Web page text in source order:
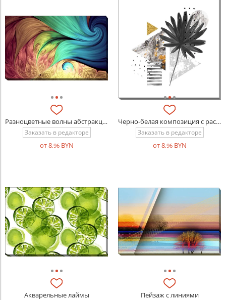
Разноцветные волны абстракция
Заказать в редакторе
от 8.96BYN
Черно-белая композиция с растением и золотом
Заказать в редакторе
от 8.96BYN
Акварельные лаймы Пейзаж с линиями